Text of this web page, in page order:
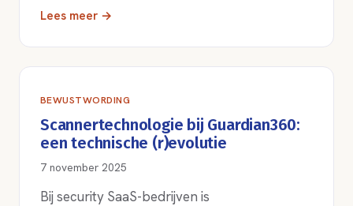
Lees meer →
BEWUSTWORDING
Scannertechnologie bij Guardian360:
een technische (r)evolutie
7 november 2025
Bij security SaaS-bedrijven is